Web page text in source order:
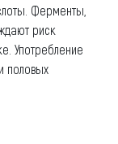
Ферменты,
риск
Употребление
половых